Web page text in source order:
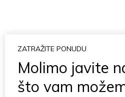
ZATRAŽITE PONUDU
Molimo javite
što vam